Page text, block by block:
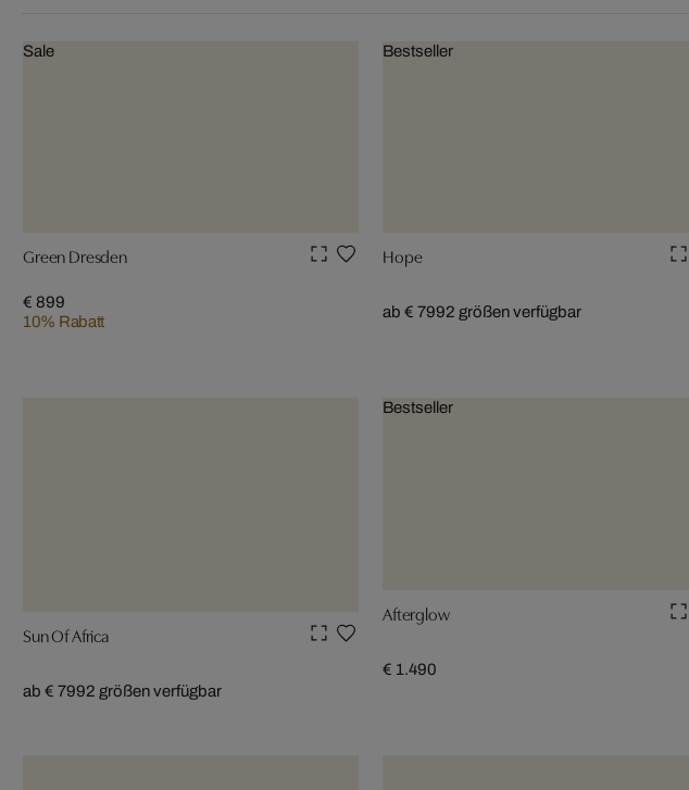
Sale
Green Dresden
€ 899
10% Rabatt
Bestseller
Hope
ab € 7992 größen verfügbar
Sun Of Africa
ab € 7992 größen verfügbar
Bestseller
Afterglow
€ 1.490